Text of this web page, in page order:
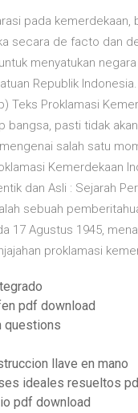
pada
secara de facto dan
menyatukan
Republik
Teks Proklamasi
bangsa, pasti tidak
salah satu
Kemerdekaan
dan Asli : Sejarah
sebuah
17 Agustus 1945,
proklamasi
pdf download
questions
llave en mano
ideales resueltos
pdf download